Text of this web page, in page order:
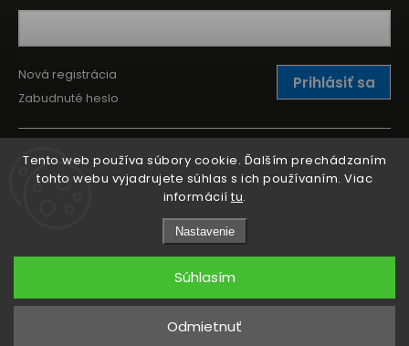
Tento web používa súbory cookie. Ďalším prechádzaním
tohto webu vyjadrujete súhlas s ich používaním. Viac
informácií tu.
Nastavenie
Odmietnuť
Súhlasím
Prihlásiť sa
Nová registrácia
Zabudnuté heslo
Copyright 2026Kitchen Point. Všetky práva vyhradené.
Grafický návrh vytvořil a nakódoval